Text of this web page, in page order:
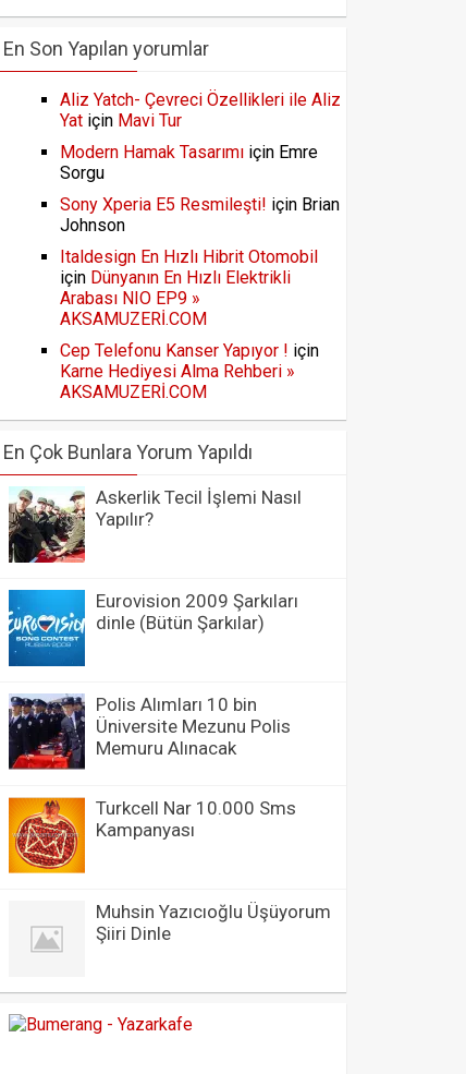
En Son Yapılan yorumlar
Aliz Yatch- Çevreci Özellikleri ile Aliz
Yat için Mavi Tur
Modern Hamak Tasarımı için Emre
Sorgu
Sony Xperia E5 Resmileşti! için Brian
Johnson
Italdesign En Hızlı Hibrit Otomobil
için Dünyanın En Hızlı Elektrikli
Arabası NIO EP9 »
AKSAMUZERİ.COM
Cep Telefonu Kanser Yapıyor ! için
Karne Hediyesi Alma Rehberi »
AKSAMUZERİ.COM
En Çok Bunlara Yorum Yapıldı
Askerlik Tecil İşlemi Nasıl
Yapılır?
Eurovision 2009 Şarkıları
dinle (Bütün Şarkılar)
Polis Alımları 10 bin
Üniversite Mezunu Polis
Memuru Alınacak
Turkcell Nar 10.000 Sms
Kampanyası
Muhsin Yazıcıoğlu Üşüyorum
Şiiri Dinle